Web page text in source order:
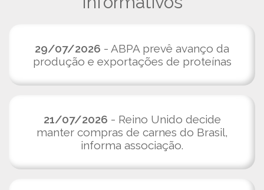
29/07/2026 - ABPA prevê avanço da
produção e exportações de proteínas
21/07/2026 - Reino Unido decide
manter compras de carnes do Brasil,
informa associação.